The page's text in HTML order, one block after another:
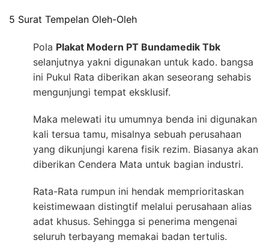
5 Surat Tempelan Oleh-Oleh
Pola Plakat Modern PT Bundamedik Tbk
selanjutnya yakni digunakan untuk kado. bangsa
ini Pukul Rata diberikan akan seseorang sehabis
mengunjungi tempat eksklusif.
Maka melewati itu umumnya benda ini digunakan
kali tersua tamu, misalnya sebuah perusahaan
yang dikunjungi karena fisik rezim. Biasanya akan
diberikan Cendera Mata untuk bagian industri.
Rata-Rata rumpun ini hendak memprioritaskan
keistimewaan distingtif melalui perusahaan alias
adat khusus. Sehingga si penerima mengenai
seluruh terbayang memakai badan tertulis.